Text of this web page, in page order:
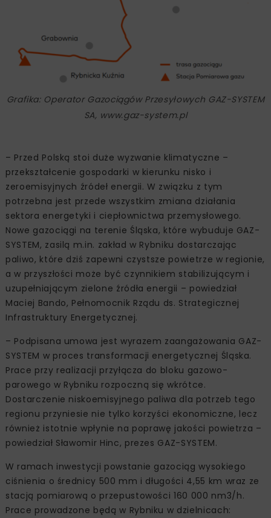
Grafika: Operator Gazociągów Przesyłowych GAZ-SYSTEM
SA, www.gaz-system.pl
– Przed Polską stoi duże wyzwanie klimatyczne –
przekształcenie gospodarki w kierunku nisko i
zeroemisyjnych źródeł energii. W związku z tym
potrzebna jest przede wszystkim zmiana działania
sektora energetyki i ciepłownictwa przemysłowego.
Nowe gazociągi na terenie Śląska, które wybuduje GAZ-
SYSTEM, zasilą m.in. zakład w Rybniku dostarczając
paliwo, które dziś zapewni czystsze powietrze w regionie,
a w przyszłości może być czynnikiem stabilizującym i
uzupełniającym zielone źródła energii – powiedział
Maciej Bando, Pełnomocnik Rządu ds. Strategicznej
Infrastruktury Energetycznej.
– Podpisana umowa jest wyrazem zaangażowania GAZ-
SYSTEM w proces transformacji energetycznej Śląska.
Prace przy realizacji przyłącza do bloku gazowo-
parowego w Rybniku rozpoczną się wkrótce.
Dostarczenie niskoemisyjnego paliwa dla potrzeb tego
regionu przyniesie nie tylko korzyści ekonomiczne, lecz
również istotnie wpłynie na poprawę jakości powietrza –
powiedział Sławomir Hinc, prezes GAZ-SYSTEM.
W ramach inwestycji powstanie gazociąg wysokiego
ciśnienia o średnicy 500 mm i długości 4,55 km wraz ze
stacją pomiarową o przepustowości 160 000 nm3/h.
Prace prowadzone będą w Rybniku w dzielnicach: